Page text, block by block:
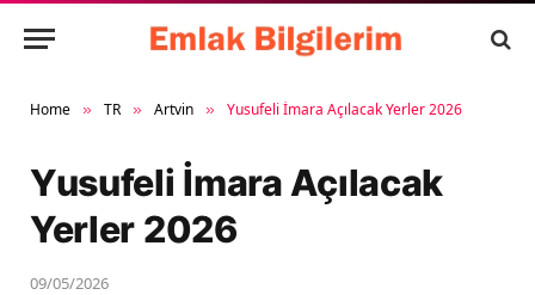
Home » TR » Artvin » Yusufeli İmara Açılacak Yerler 2026
Yusufeli İmara Açılacak
Yerler 2026
09/05/2026